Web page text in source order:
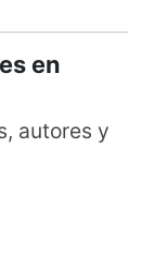
en
autores y